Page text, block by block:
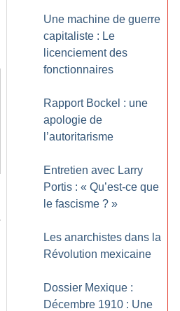
Une machine de guerre
capitaliste : Le
licenciement des
fonctionnaires
Rapport Bockel : une
apologie de
l’autoritarisme
Entretien avec Larry
Portis : « Qu’est-ce que
le fascisme ? »
Les anarchistes dans la
Révolution mexicaine
Dossier Mexique :
Décembre 1910 : Une